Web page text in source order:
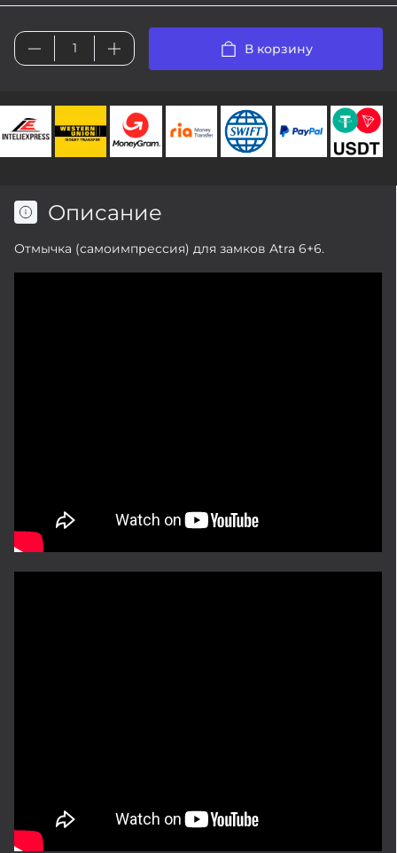
В корзину
Описание
Отмычка (самоимпрессия) для замков Atra 6+6.